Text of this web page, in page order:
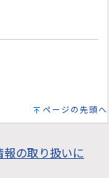
ページの先頭へ
報の取り扱いに